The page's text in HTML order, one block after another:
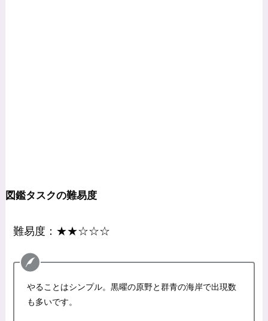
図鑑タスクの難易度
難易度：★★☆☆☆
やることはシンプル。黒曜の原野と群青の海岸で出現数
も多いです。